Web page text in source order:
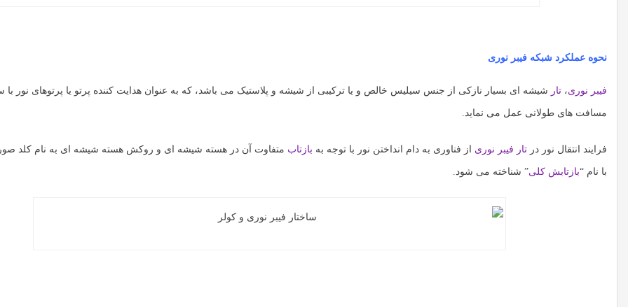
نحوه عملکرد شبکه فیبر نوری
فیبر نوری، تار شیشه ای بسیار نازکی از جنس سیلیس خالص و یا ترکیبی از شیشه و پلاستیک می باشد، که به عنوان هدایت کننده پرتو یا پرتوهای نور با
مسافت های طولانی عمل می نماید.
فرایند انتقال نور در تار فیبر نوری از فناوری به دام انداختن نور با توجه به بازتاب متفاوت آن در هسته شیشه ای و روکش هسته شیشه ای به نام کلد
با نام “بازتابش کلی” شناخته می شود.